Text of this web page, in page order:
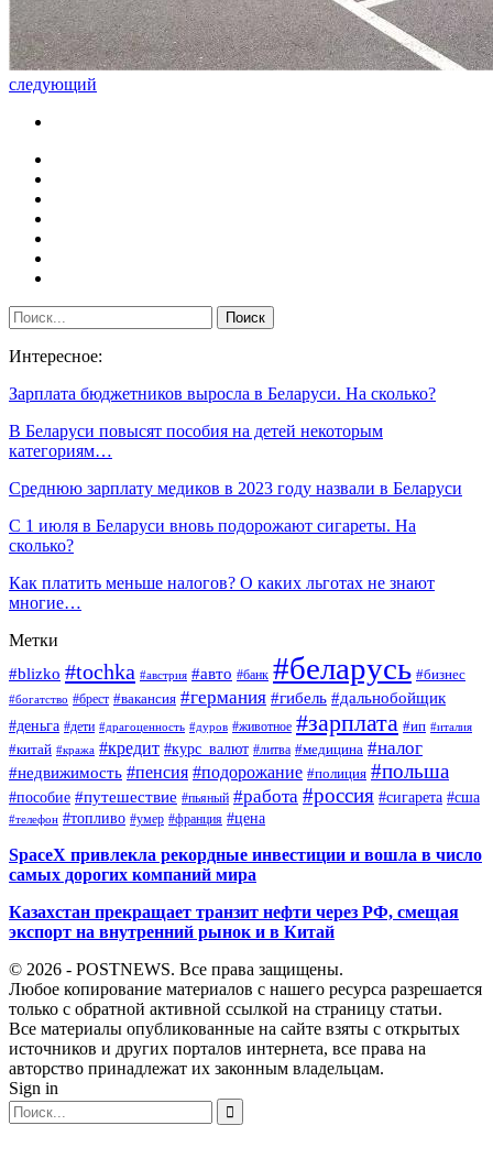
следующий
Интересное:
Зарплата бюджетников выросла в Беларуси. На сколько?
В Беларуси повысят пособия на детей некоторым
категориям…
Среднюю зарплату медиков в 2023 году назвали в Беларуси
С 1 июля в Беларуси вновь подорожают сигареты. На
сколько?
Как платить меньше налогов? О каких льготах не знают
многие…
Метки
#blizko #tochka #австрия #авто #банк #беларусь #бизнес
#богатство #брест #вакансия #германия #гибель #дальнобойщик
#деньга #дети #драгоценность #дуров #животное #зарплата #ип #италия
#китай #кража #кредит #курс_валют #литва #медицина #налог
#недвижимость #пенсия #подорожание #полиция #польша
#пособие #путешествие #пьяный #работа #россия #сигарета #сша
#телефон #топливо #умер #франция #цена
SpaceX привлекла рекордные инвестиции и вошла в число
самых дорогих компаний мира
Казахстан прекращает транзит нефти через РФ, смещая
экспорт на внутренний рынок и в Китай
© 2026 - POSTNEWS. Все права защищены.
Любое копирование материалов с нашего ресурса разрешается
только с обратной активной ссылкой на страницу статьи.
Все материалы опубликованные на сайте взяты с открытых
источников и других порталов интернета, все права на
авторство принадлежат их законным владельцам.
Sign in